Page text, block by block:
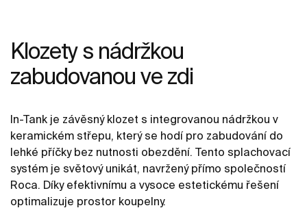
Klozety s nádržkou
zabudovanou ve zdi
In-Tank je závěsný klozet s integrovanou nádržkou v
keramickém střepu, který se hodí pro zabudování do
lehké příčky bez nutnosti obezdění. Tento splachovací
systém je světový unikát, navržený přímo společností
Roca. Díky efektivnímu a vysoce estetickému řešení
optimalizuje prostor koupelny.